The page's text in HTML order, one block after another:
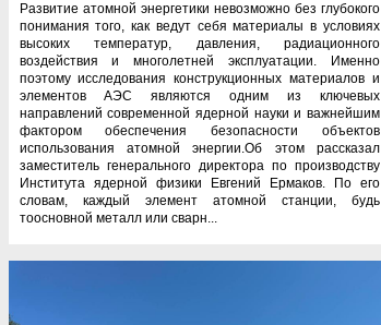
Развитие атомной энергетики невозможно без глубокого
понимания того, как ведут себя материалы в условиях
высоких температур, давления, радиационного
воздействия и многолетней эксплуатации. Именно
поэтому исследования конструкционных материалов и
элементов АЭС являются одним из ключевых
направлений современной ядерной науки и важнейшим
фактором обеспечения безопасности объектов
использования атомной энергии.Об этом рассказал
заместитель генерального директора по производству
Института ядерной физики Евгений Ермаков. По его
словам, каждый элемент атомной станции, будь
тоосновной металл или сварн...